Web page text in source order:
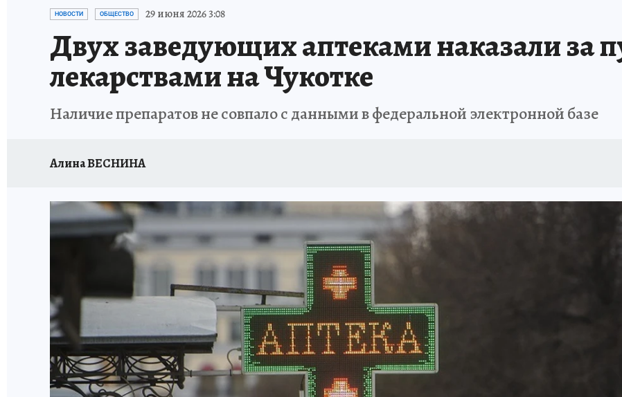
ДЕНЬ ПОБЕДЫ ВО ВЛАДИВОСТОКЕ 2026
АНТИРАК СТРАНИЦЫ ИСТОРИИ ДАЛЬНЕГО ВОСТОКА АФИША МОЙ ЛЮБИМЫЙ УЧИТЕЛЬ – 2024 ИСПЫТАНО
НОВОСТИ ОБЩЕСТВО 29 июня 2026 3:08
Двух заведующих аптеками наказали за
лекарствами на Чукотке
Наличие препаратов не совпало с данными в федеральной электронной базе
Алина ВЕСНИНА